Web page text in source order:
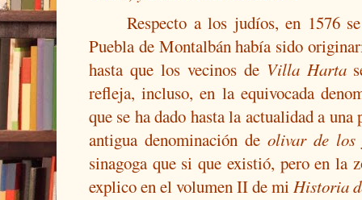
Respecto a los judíos, en 1576
Puebla de Montalbán había sido
hasta que los vecinos de Villa Harta
refleja, incluso, en la equivocada
que se ha dado hasta la actualidad a
antigua denominación de olivar de
sinagoga que si que existió, pero en la
explico en el volumen II de mi Historia